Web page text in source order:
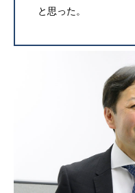
と思った。